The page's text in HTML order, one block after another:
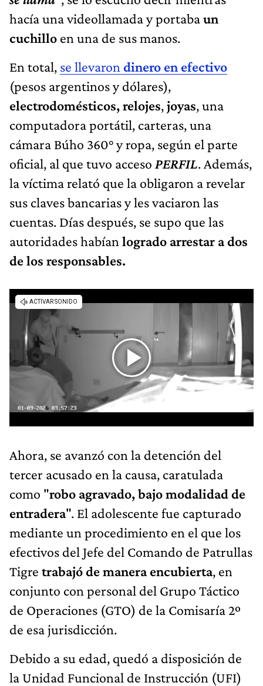
hacía una videollamada y portabaun
cuchillo en una de sus manos.
En total, se llevaron dinero en efectivo
(pesos argentinos y dólares),
electrodomésticos, relojes,joyas, una
computadora portátil, carteras, una
cámara Búho 360° y ropa, según el parte
oficial, al que tuvo acceso PERFIL. Además,
la víctima relató que la obligaron a revelar
sus claves bancarias y les vaciaron las
cuentas. Días después, se supo que las
autoridades habían logrado arrestar a dos
de los responsables.
Ahora, se avanzó con la detención del
tercer acusado en la causa, caratulada
como "robo agravado, bajo modalidad de
entradera". El adolescente fue capturado
mediante un procedimiento en el que los
efectivos del Jefe del Comando de Patrullas
Tigre trabajó de manera encubierta, en
conjunto con personal del Grupo Táctico
de Operaciones (GTO) de la Comisaría 2º
de esa jurisdicción.
Debido a su edad, quedó a disposición de
la Unidad Funcional de Instrucción (UFI)